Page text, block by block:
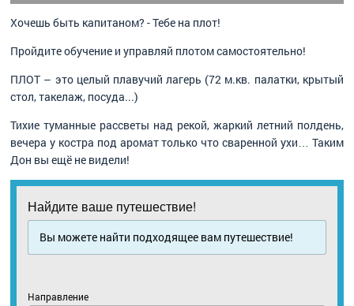
Хочешь быть капитаном? - Тебе на плот!
Пройдите обучение и управляй плотом самостоятельно!
ПЛОТ – это целый плавучий лагерь (72 м.кв. палатки, крытый
стол, такелаж, посуда...)
Тихие туманные рассветы над рекой, жаркий летний полдень,
вечера у костра под аромат только что сваренной ухи… Таким
Дон вы ещё не видели!
Найдите ваше путешествие!
Вы можете найти подходящее вам путешествие!
Направление